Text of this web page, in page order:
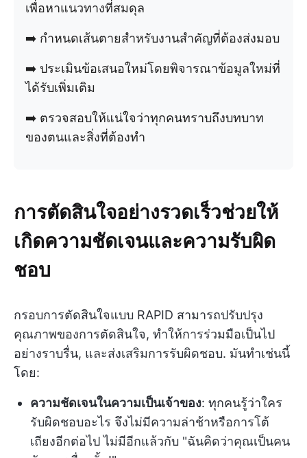
เพื่อหาแนวทางที่สมดุล
➡️ กำหนดเส้นตายสำหรับงานสำคัญที่ต้องส่งมอบ
➡️ ประเมินข้อเสนอใหม่โดยพิจารณาข้อมูลใหม่ที่
ได้รับเพิ่มเติม
➡️ ตรวจสอบให้แน่ใจว่าทุกคนทราบถึงบทบาท
ของตนและสิ่งที่ต้องทำ
การตัดสินใจอย่างรวดเร็วช่วยให้
เกิดความชัดเจนและความรับผิด
ชอบ
กรอบการตัดสินใจแบบ RAPID สามารถปรับปรุง
คุณภาพของการตัดสินใจ, ทำให้การร่วมมือเป็นไป
อย่างราบรื่น, และส่งเสริมการรับผิดชอบ. มันทำเช่นนี้
โดย:
ความชัดเจนในความเป็นเจ้าของ: ทุกคนรู้ว่าใคร
รับผิดชอบอะไร จึงไม่มีความล่าช้าหรือการโต้
เถียงอีกต่อไป ไม่มีอีกแล้วกับ "ฉันคิดว่าคุณเป็นคน